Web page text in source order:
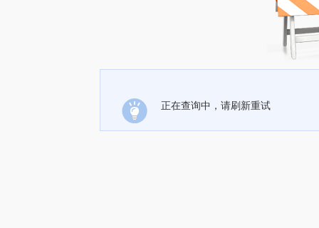
正在查询中，请刷新重试